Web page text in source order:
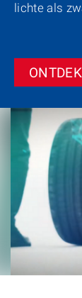
lichte als